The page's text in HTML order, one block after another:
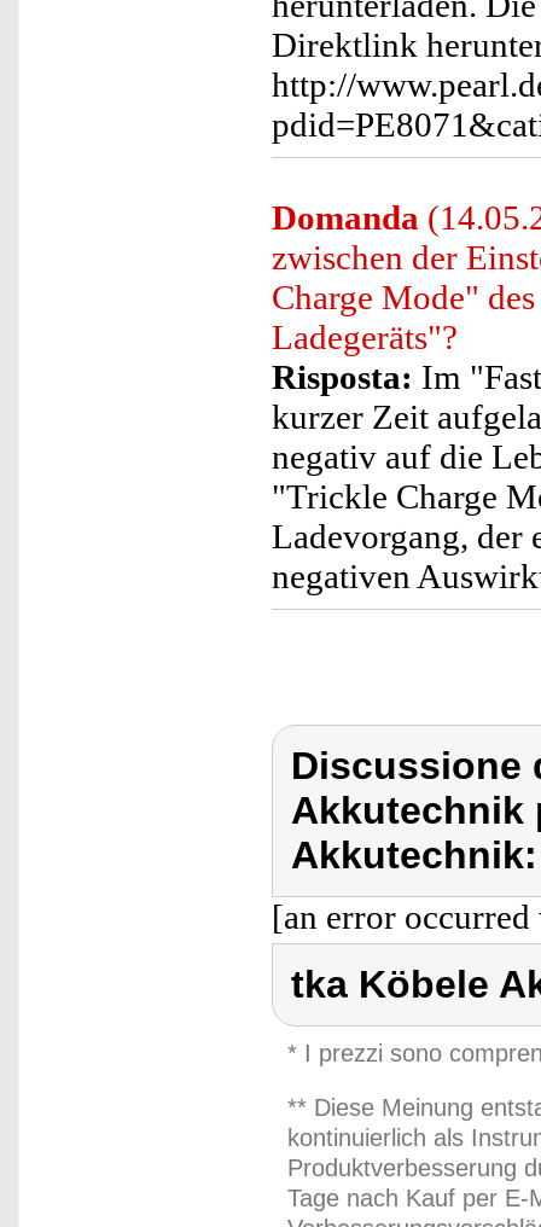
Direktlink
http://
Domanda
zwischen der
Charge Mode"
Ladegeräts"?
Risposta: Im
kurzer Zeit
negativ auf die
"Trickle Charge
Ladevorgang, der
negativen
Discussione
Akkutechnik
Akkutechnik:
[an error
tka Köbele
* I prezzi sono
** Diese Meinung
kontinuierlich als
Produktverbesserung
Tage nach Kauf per E-